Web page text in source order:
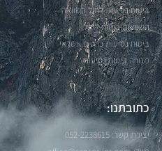
ביטוח נסיעות לחול השוואה
השוואות ביטוח לחול
ביטוח נסיעות כרטיס אשראי
מנורה ביטוח נסיעות
כתובתנו:
יצירת קשר: 052-2238615